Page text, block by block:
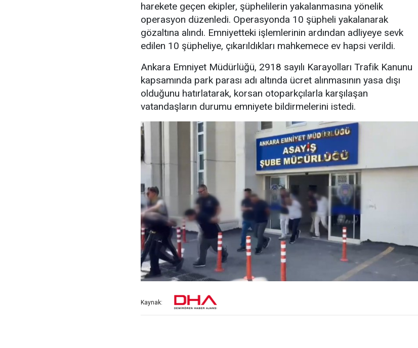
harekete geçen ekipler, şüphelilerin yakalanmasına yönelik
operasyon düzenledi. Operasyonda 10 şüpheli yakalanarak
gözaltına alındı. Emniyetteki işlemlerinin ardından adliyeye sevk
edilen 10 şüpheliye, çıkarıldıkları mahkemece ev hapsi verildi.
Ankara Emniyet Müdürlüğü, 2918 sayılı Karayolları Trafik Kanunu
kapsamında park parası adı altında ücret alınmasının yasa dışı
olduğunu hatırlatarak, korsan otoparkçılarla karşılaşan
vatandaşların durumu emniyete bildirmelerini istedi.
Kaynak: